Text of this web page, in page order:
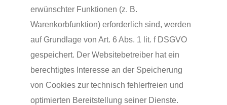
erwünschter Funktionen (z. B.
Warenkorbfunktion) erforderlich sind, werden
auf Grundlage von Art. 6 Abs. 1 lit. f DSGVO
gespeichert. Der Websitebetreiber hat ein
berechtigtes Interesse an der Speicherung
von Cookies zur technisch fehlerfreien und
optimierten Bereitstellung seiner Dienste.